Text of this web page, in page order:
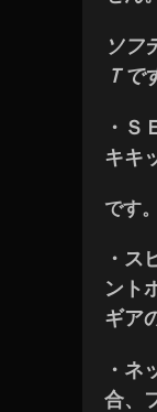
ソフ
Ｔで
・Ｓ
キキ
です
・ス
ント
ギア
・ネ
合、